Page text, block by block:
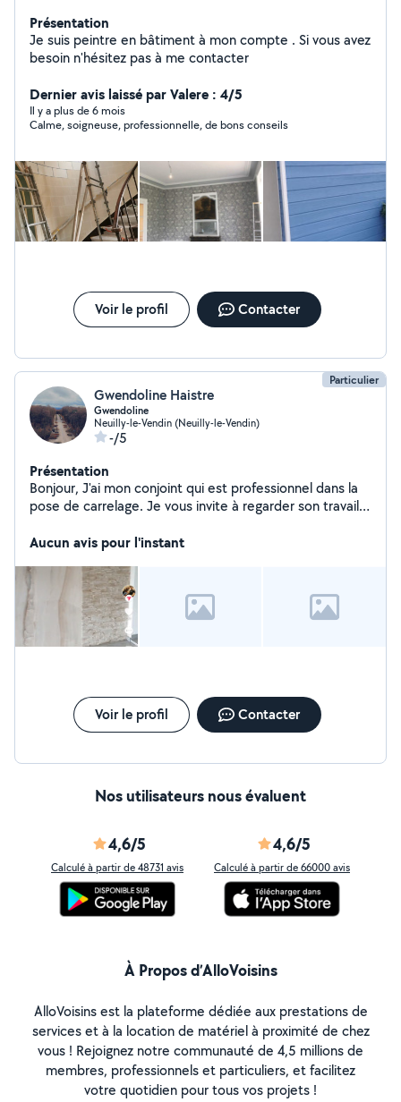
Présentation
Je suis peintre en bâtiment à mon compte . Si vous avez
besoin n'hésitez pas à me contacter
Dernier avis laissé par Valere : 4/5
Il y a plus de 6 mois
Calme, soigneuse, professionnelle, de bons conseils
Voir le profil Contacter
Particulier
Gwendoline Haistre
Gwendoline
Neuilly-le-Vendin (Neuilly-le-Vendin)
-/5
Présentation
Bonjour, J'ai mon conjoint qui est professionnel dans la
pose de carrelage. Je vous invite à regarder son travaille
garde animaux ou enfants et accompagnateur rdv ou
Aucun avis pour l'instant
Voir le profil Contacter
Nos utilisateurs nous évaluent
4,6/5
Calculé à partir de 48731 avis
4,6/5
Calculé à partir de 66000 avis
À Propos d’AlloVoisins
AlloVoisins est la plateforme dédiée aux prestations de
services et à la location de matériel à proximité de chez
vous ! Rejoignez notre communauté de 4,5 millions de
membres, professionnels et particuliers, et facilitez
votre quotidien pour tous vos projets !